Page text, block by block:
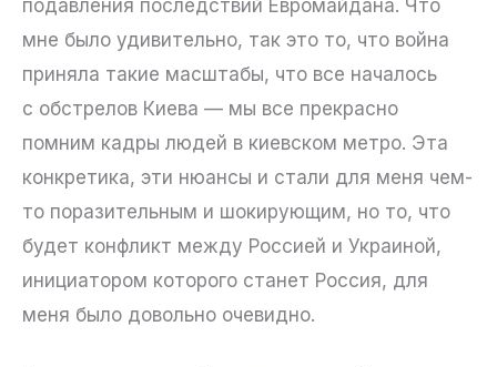
подавления последствий Евромайдана. Что
мне было удивительно, так это то, что война
приняла такие масштабы, что все началось
с обстрелов Киева — мы все прекрасно
помним кадры людей в киевском метро. Эта
конкретика, эти нюансы и стали для меня чем-
то поразительным и шокирующим, но то, что
будет конфликт между Россией и Украиной,
инициатором которого станет Россия, для
меня было довольно очевидно.